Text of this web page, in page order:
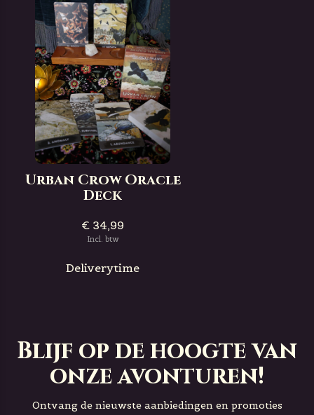
Urban Crow Oracle
Deck
€ 34,99
Incl. btw
Deliverytime
Blijf op de hoogte van
onze avonturen!
Ontvang de nieuwste aanbiedingen en promoties